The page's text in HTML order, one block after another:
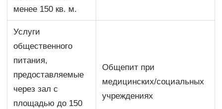
менее 150 кв. м.
Услуги
общественного
питания,
предоставляемые
через зал с
площадью до 150
Общепит при
медицинских/социальных
учреждениях